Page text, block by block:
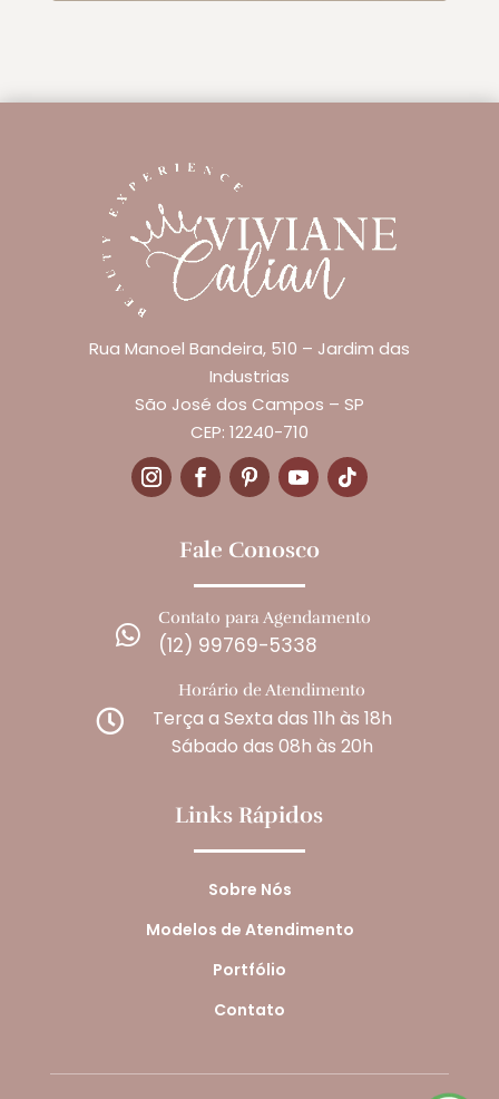
Rua Manoel Bandeira, 510 – Jardim das
Industrias
São José dos Campos – SP
CEP: 12240-710
Fale Conosco

Contato para Agendamento
(12) 99769-5338

Horário de Atendimento
Terça a Sexta das 11h às 18h
Sábado das 08h às 20h
Links Rápidos
Sobre Nós
Modelos de Atendimento
Portfólio
Contato